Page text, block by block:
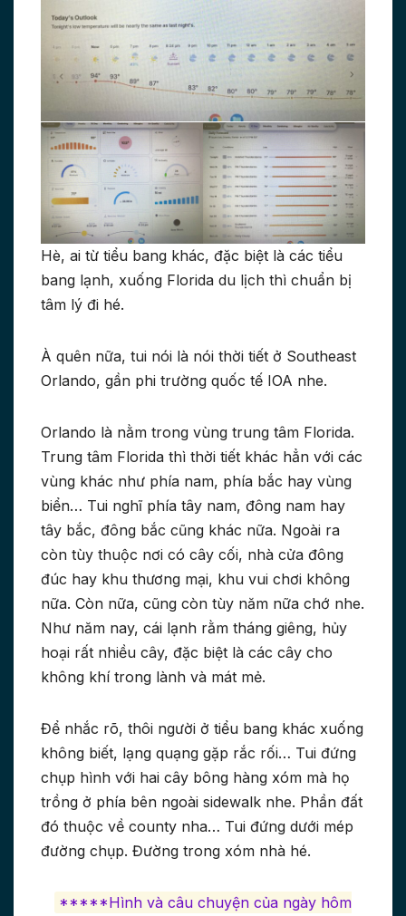
Hè, ai từ tiểu bang khác, đặc biệt là các tiểu
bang lạnh, xuống Florida du lịch thì chuẩn bị
tâm lý đi hé.
À quên nữa, tui nói là nói thời tiết ở Southeast
Orlando, gần phi trường quốc tế IOA nhe.
Orlando là nằm trong vùng trung tâm Florida.
Trung tâm Florida thì thời tiết khác hẳn với các
vùng khác như phía nam, phía bắc hay vùng
biển… Tui nghĩ phía tây nam, đông nam hay
tây bắc, đông bắc cũng khác nữa. Ngoài ra
còn tùy thuộc nơi có cây cối, nhà cửa đông
đúc hay khu thương mại, khu vui chơi không
nữa. Còn nữa, cũng còn tùy năm nữa chớ nhe.
Như năm nay, cái lạnh rằm tháng giêng, hủy
hoại rất nhiều cây, đặc biệt là các cây cho
không khí trong lành và mát mẻ.
Để nhắc rõ, thôi người ở tiểu bang khác xuống
không biết, lạng quạng gặp rắc rối… Tui đứng
chụp hình với hai cây bông hàng xóm mà họ
trồng ở phía bên ngoài sidewalk nhe. Phần đất
đó thuộc về county nha… Tui đứng dưới mép
đường chụp. Đường trong xóm nhà hé.
*****Hình và câu chuyện của ngày hôm